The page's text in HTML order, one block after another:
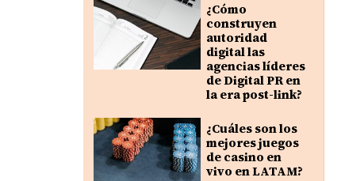
¿Cómo
construyen
autoridad
digital las
agencias líderes
de Digital PR en
la era post-link?
¿Cuáles son los
mejores juegos
de casino en
vivo en LATAM?